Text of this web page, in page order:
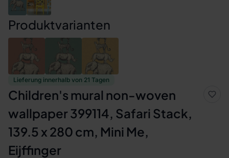
Lieferung innerhalb von 21 Tagen
Children's mural non-woven
wallpaper 399114, Safari Stack,
139.5 x 280 cm, Mini Me,
Eijffinger
Produktvarianten